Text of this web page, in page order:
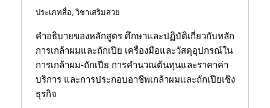
ประเภทสื่อ, วิชาเสริมสวย
คำอธิบายของหลักสูตร ศึกษาและปฏิบัติเกี่ยวกับหลัก
การเกล้าผมและถักเปีย เครื่องมือและวัสดุอุปกรณ์ใน
การเกล้าผม-ถักเปีย การคำนวณต้นทุนและราคาค่า
บริการ และการประกอบอาชีพเกล้าผมและถักเปียเชิง
ธุรกิจ